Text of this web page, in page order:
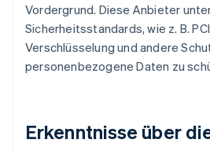
Vordergrund. Diese Anbieter
Sicherheitsstandards, wie z. B.
Verschlüsselung und andere
personenbezogene Daten zu
Erkenntnisse über